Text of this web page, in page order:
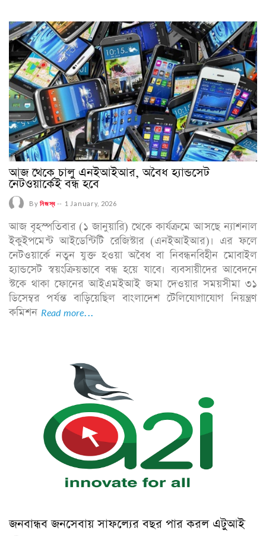
আজ থেকে চালু এনইআইআর, অবৈধ হ্যান্ডসেট
নেটওয়ার্কেই বন্ধ হবে
Byনিজস্ব-- 1 January, 2026
আজ বৃহস্পতিবার (১ জানুয়ারি) থেকে কার্যক্রমে আসছে ন্যাশনাল
ইকুইপমেন্ট আইডেন্টিটি রেজিস্টার (এনইআইআর)। এর ফলে
নেটওয়ার্কে নতুন যুক্ত হওয়া অবৈধ বা নিবন্ধনবিহীন মোবাইল
হ্যান্ডসেট স্বয়ংক্রিয়ভাবে বন্ধ হয়ে যাবে। ব্যবসায়ীদের আবেদনে
স্টকে থাকা ফোনের আইএমইআই জমা দেওয়ার সময়সীমা ৩১
ডিসেম্বর পর্যন্ত বাড়িয়েছিল বাংলাদেশ টেলিযোগাযোগ নিয়ন্ত্রণ
কমিশন Read more...
জনবান্ধব জনসেবায় সাফল্যের বছর পার করল এটুআই